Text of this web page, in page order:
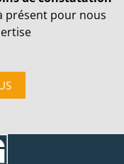
présent pour nous